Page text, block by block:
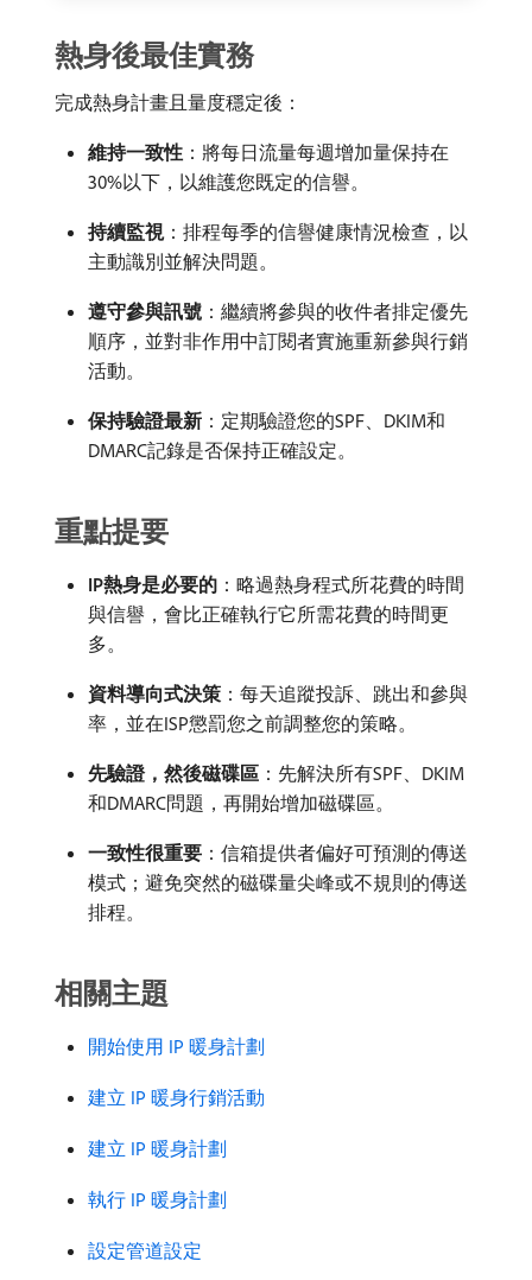
熱身後最佳實務
完成熱身計畫且量度穩定後：
維持一致性 ：將每日流量每週增加量保持在
30%以下，以維護您既定的信譽。
持續監視：排程每季的信譽健康情況檢查，以
主動識別並解決問題。
遵守參與訊號 ：繼續將參與的收件者排定優先
順序，並對非作用中訂閱者實施重新參與行銷
活動。
保持驗證最新 ：定期驗證您的SPF、DKIM和
DMARC記錄是否保持正確設定。
重點提要
IP熱身是必要的 ：略過熱身程式所花費的時間
與信譽，會比正確執行它所需花費的時間更
多。
資料導向式決策 ：每天追蹤投訴、跳出和參與
率，並在ISP懲罰您之前調整您的策略。
先驗證，然後磁碟區 ：先解決所有SPF、DKIM
和DMARC問題，再開始增加磁碟區。
一致性很重要 ：信箱提供者偏好可預測的傳送
模式；避免突然的磁碟量尖峰或不規則的傳送
排程。
相關主題
開始使用 IP 暖身計劃
建立 IP 暖身行銷活動
建立 IP 暖身計劃
執行 IP 暖身計劃
設定管道設定